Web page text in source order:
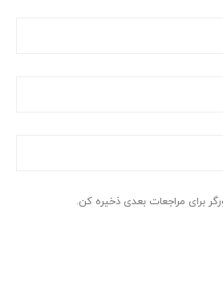
برای مراجعات بعدی ذخیره کن.